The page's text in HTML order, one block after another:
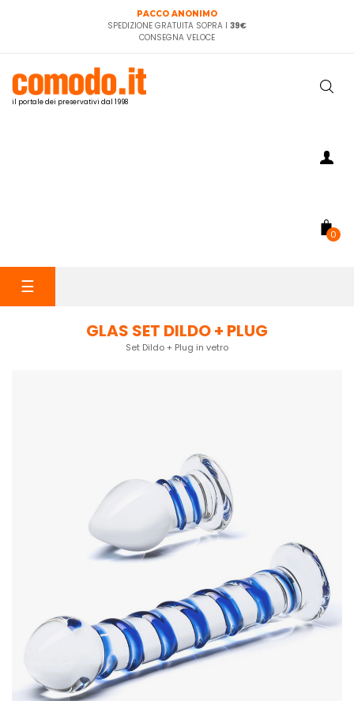
PACCO ANONIMO
SPEDIZIONE GRATUITA SOPRA I 39€
CONSEGNA VELOCE
il portale dei preservativi dal 1998
0
navigazione
☰
GLAS SET DILDO + PLUG
Set Dildo + Plug in vetro